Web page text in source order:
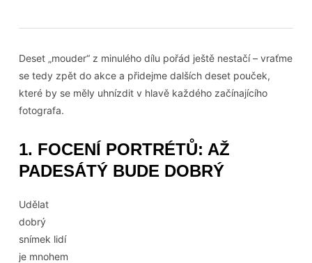
Deset „mouder“ z minulého dílu pořád ještě nestačí – vraťme
se tedy zpět do akce a přidejme dalších deset pouček,
které by se měly uhnízdit v hlavě každého začínajícího
fotografa.
1. FOCENÍ PORTRÉTŮ: AŽ
PADESÁTÝ BUDE DOBRÝ
Udělat
dobrý
snímek lidí
je mnohem